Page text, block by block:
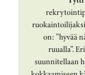
on: ”hyvää
ruualla”.
suunnitellaan